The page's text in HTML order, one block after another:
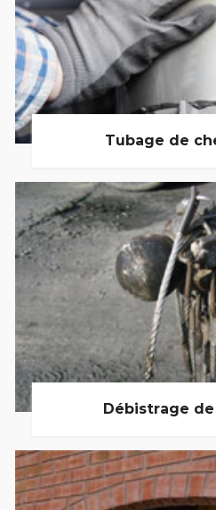
Tubage de
Débistrage